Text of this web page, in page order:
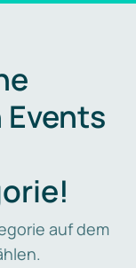
auf dem